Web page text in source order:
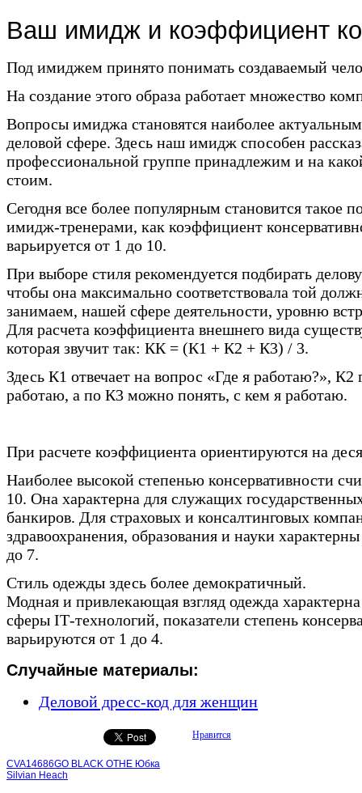
Ваш имидж и коэффициент
Под имиджем принято понимать создаваемый
На создание этого образа работает множество
Вопросы имиджа становятся наиболее
деловой сфере. Здесь наш имидж способен
профессиональной группе принадлежим и на
стоим.
Сегодня все более популярным становится такое
имидж-тренерами, как коэффициент
варьируется от 1 до 10.
При выборе стиля рекомендуется подбирать
чтобы она максимально соответствовала той
занимаем, нашей сфере деятельности, уровню
Для расчета коэффициента внешнего вида
которая звучит так: КК = (К1 + К2 + К3) / 3.
Здесь К1 отвечает на вопрос «Где я работаю?», К2
работаю, а по К3 можно понять, с кем я работаю.
При расчете коэффициента ориентируются на
Наиболее высокой степенью консервативности
10. Она характерна для служащих
банкиров. Для страховых и консалтинговых
здравоохранения, образования и науки
до 7.
Стиль одежды здесь более демократичный.
Модная и привлекающая взгляд одежда
сферы IТ-технологий, показатели степень
варьируются от 1 до 4.
Случайные материалы:
Деловой дресс-код для женщин
Нравится
CVA14686GO BLACK OTHE Юбка
Silvian Heach